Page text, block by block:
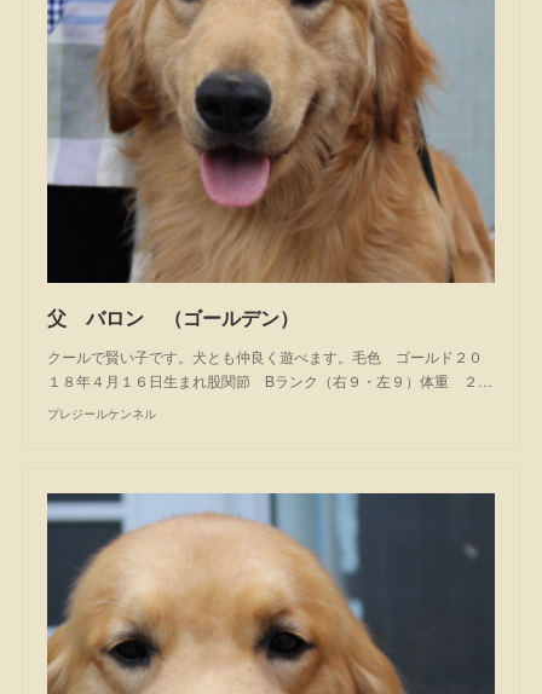
父 バロン （ゴールデン）
クールで賢い子です。犬とも仲良く遊べます。毛色 ゴールド２０
１８年４月１６日生まれ股関節 Bランク（右９・左９）体重 ２…
プレジールケンネル